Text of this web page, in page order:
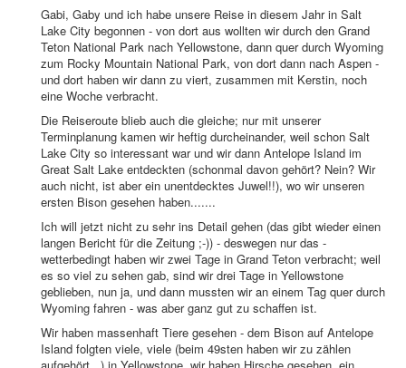
Gabi, Gaby und ich habe unsere Reise in diesem Jahr in Salt
Lake City begonnen - von dort aus wollten wir durch den Grand
Teton National Park nach Yellowstone, dann quer durch Wyoming
zum Rocky Mountain National Park, von dort dann nach Aspen -
und dort haben wir dann zu viert, zusammen mit Kerstin, noch
eine Woche verbracht.
Die Reiseroute blieb auch die gleiche; nur mit unserer
Terminplanung kamen wir heftig durcheinander, weil schon Salt
Lake City so interessant war und wir dann Antelope Island im
Great Salt Lake entdeckten (schonmal davon gehört? Nein? Wir
auch nicht, ist aber ein unentdecktes Juwel!!), wo wir unseren
ersten Bison gesehen haben.......
Ich will jetzt nicht zu sehr ins Detail gehen (das gibt wieder einen
langen Bericht für die Zeitung ;-)) - deswegen nur das -
wetterbedingt haben wir zwei Tage in Grand Teton verbracht; weil
es so viel zu sehen gab, sind wir drei Tage in Yellowstone
geblieben, nun ja, und dann mussten wir an einem Tag quer durch
Wyoming fahren - was aber ganz gut zu schaffen ist.
Wir haben massenhaft Tiere gesehen - dem Bison auf Antelope
Island folgten viele, viele (beim 49sten haben wir zu zählen